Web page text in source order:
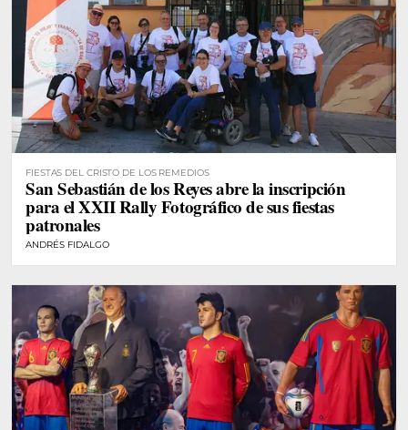
FIESTAS DEL CRISTO DE LOS REMEDIOS
San Sebastián de los Reyes abre la inscripción
para el XXII Rally Fotográfico de sus fiestas
patronales
ANDRÉS FIDALGO